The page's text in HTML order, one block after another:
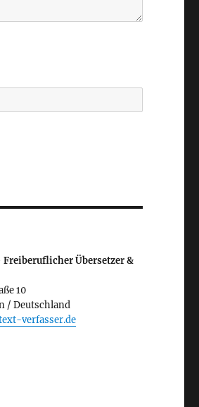
Freiberuflicher Übersetzer &
10
/ Deutschland
verfasser.de